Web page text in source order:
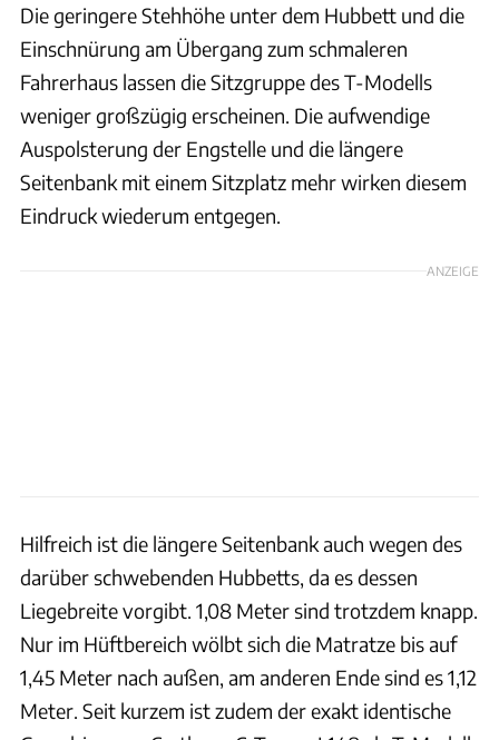
Die geringere Stehhöhe unter dem Hubbett und die
Einschnürung am Übergang zum schmaleren
Fahrerhaus lassen die Sitzgruppe des T-Modells
weniger großzügig erscheinen. Die aufwendige
Auspolsterung der Engstelle und die längere
Seitenbank mit einem Sitzplatz mehr wirken diesem
Eindruck wiederum entgegen.
ANZEIGE
Hilfreich ist die längere Seitenbank auch wegen des
darüber schwebenden Hubbetts, da es dessen
Liegebreite vorgibt. 1,08 Meter sind trotzdem knapp.
Nur im Hüftbereich wölbt sich die Matratze bis auf
1,45 Meter nach außen, am anderen Ende sind es 1,12
Meter. Seit kurzem ist zudem der exakt identische